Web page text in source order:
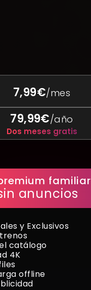
7,99€/mes
79,99€/año
Dos meses gratis
familiar
anuncios
y Exclusivos
catálogo
4K
offline